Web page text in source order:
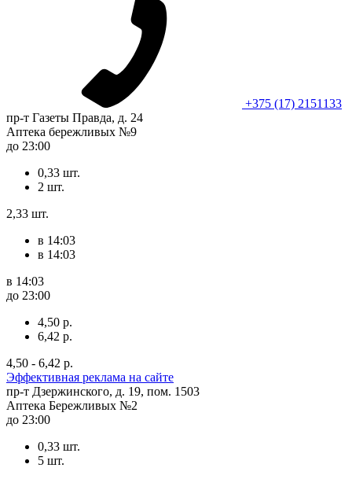
+375 (17) 2151133
пр-т Газеты Правда, д. 24
Аптека бережливых №9
до 23:00
0,33 шт.
2 шт.
2,33 шт.
в 14:03
в 14:03
в 14:03
до 23:00
4,50 р.
6,42 р.
4,50 - 6,42 р.
Эффективная реклама на сайте
пр-т Дзержинского, д. 19, пом. 1503
Аптека Бережливых №2
до 23:00
0,33 шт.
5 шт.